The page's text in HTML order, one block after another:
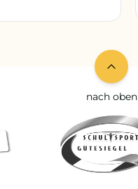
nach oben